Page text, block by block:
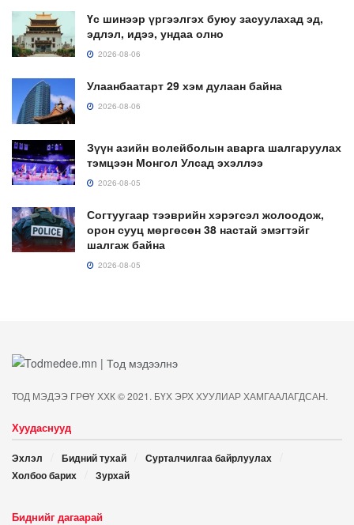
Үс шинээр үргээлгэх буюу засуулахад эд,
эдлэл, идээ, ундаа олно
2026-08-06
Улаанбаатарт 29 хэм дулаан байна
2026-08-06
Зүүн азийн волейболын аварга шалгаруулах
тэмцээн Монгол Улсад эхэллээ
2026-08-05
Согтуугаар тээврийн хэрэгсэл жолоодож,
орон сууц мөргөсөн 38 настай эмэгтэйг
шалгаж байна
2026-08-05
ТОД МЭДЭЭ ГРӨҮ ХХК © 2021. БҮХ ЭРХ ХУУЛИАР ХАМГААЛАГДСАН.
Хуудаснууд
Эхлэл Бидний тухай
Сурталчилгаа байрлуулах
Холбоо барих
Зурхай
Биднийг дагаарай